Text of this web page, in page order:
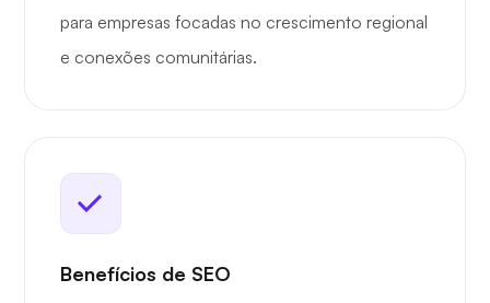
para empresas focadas no crescimento regional
e conexões comunitárias.
Benefícios de SEO